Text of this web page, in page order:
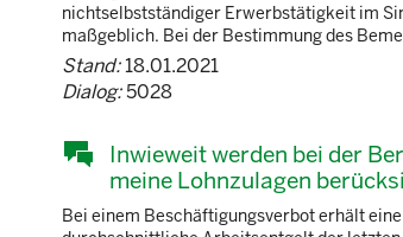
nichtselbstständiger Erwerbstätigkeit im
maßgeblich. Bei der Bestimmung des
Stand:18.01.2021
Dialog:5028
Inwieweit werden bei der
meine Lohnzulagen
Bei einem Beschäftigungsverbot erhält